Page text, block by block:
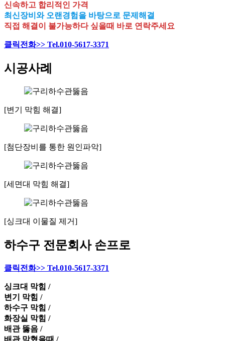
신속하고 합리적인 가격
최신장비와 오랜경험을 바탕으로 문제해결
직접 해결이 불가능하다 싶을때 바로 연락주세요
클릭전화>> Tel.010-5617-3371
시공사례
[변기 막힘 해결]
[첨단장비를 통한 원인파악]
[세면대 막힘 해결]
[싱크대 이물질 제거]
하수구 전문회사 손프로
클릭전화>> Tel.010-5617-3371
싱크대 막힘 /
변기 막힘 /
하수구 막힘 /
화장실 막힘 /
배관 뚫음 /
배관 막혔을때 /